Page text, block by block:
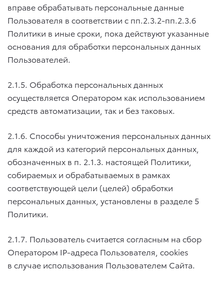
вправе обрабатывать персональные данные
Пользователя в соответствии с пп.2.3.2-пп.2.3.6
Политики в иные сроки, пока действуют указанные
основания для обработки персональных данных
Пользователей.
2.1.5. Обработка персональных данных
осуществляется Оператором как использованием
средств автоматизации, так и без таковых.
2.1.6. Способы уничтожения персональных данных
для каждой из категорий персональных данных,
обозначенных в п. 2.1.3. настоящей Политики,
собираемых и обрабатываемых в рамках
соответствующей цели (целей) обработки
персональных данных, установлены в разделе 5
Политики.
2.1.7. Пользователь считается согласным на сбор
Оператором IP-адреса Пользователя, cookies
в случае использования Пользователем Сайта.